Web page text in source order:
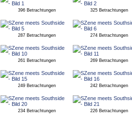
396 Betrachtungen 325 Betrachtungen
287 Betrachtungen 274 Betrachtungen
261 Betrachtungen 269 Betrachtungen
249 Betrachtungen 242 Betrachtungen
234 Betrachtungen 226 Betrachtungen